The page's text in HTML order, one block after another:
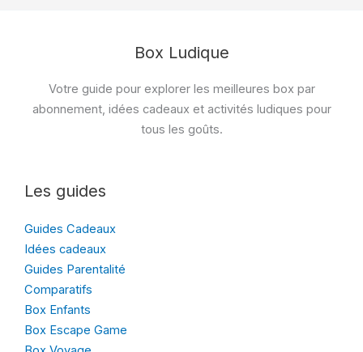
Box Ludique
Votre guide pour explorer les meilleures box par
abonnement, idées cadeaux et activités ludiques pour
tous les goûts.
Les guides
Guides Cadeaux
Idées cadeaux
Guides Parentalité
Comparatifs
Box Enfants
Box Escape Game